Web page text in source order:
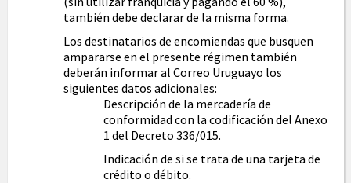
también debe declarar de la misma forma.
Los destinatarios de encomiendas que busquen
ampararse en el presente régimen también
deberán informar al Correo Uruguayo los
siguientes datos adicionales:
Descripción de la mercadería de
conformidad con la codificación del Anexo
1 del Decreto 336/015.
Indicación de si se trata de una tarjeta de
crédito o débito.